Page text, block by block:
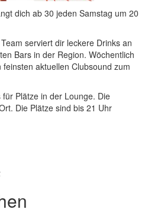
dich ab 30 jeden Samstag um 20
serviert dir leckere Drinks an
Bars in der Region. Wöchentlich
aktuellen Clubsound zum
Plätze in der Lounge. Die
Die Plätze sind bis 21 Uhr